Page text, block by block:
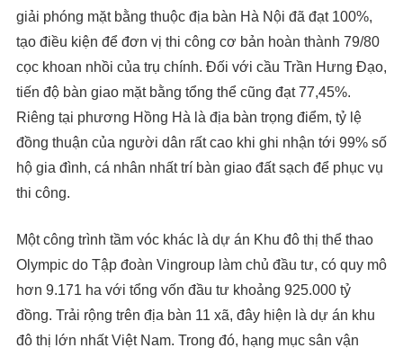
giải phóng mặt bằng thuộc địa bàn Hà Nội đã đạt 100%,
tạo điều kiện để đơn vị thi công cơ bản hoàn thành 79/80
cọc khoan nhồi của trụ chính. Đối với cầu Trần Hưng Đạo,
tiến độ bàn giao mặt bằng tổng thể cũng đạt 77,45%.
Riêng tại phương Hồng Hà là địa bàn trọng điểm, tỷ lệ
đồng thuận của người dân rất cao khi ghi nhận tới 99% số
hộ gia đình, cá nhân nhất trí bàn giao đất sạch để phục vụ
thi công.
Một công trình tầm vóc khác là dự án Khu đô thị thể thao
Olympic do Tập đoàn Vingroup làm chủ đầu tư, có quy mô
hơn 9.171 ha với tổng vốn đầu tư khoảng 925.000 tỷ
đồng. Trải rộng trên địa bàn 11 xã, đây hiện là dự án khu
đô thị lớn nhất Việt Nam. Trong đó, hạng mục sân vận